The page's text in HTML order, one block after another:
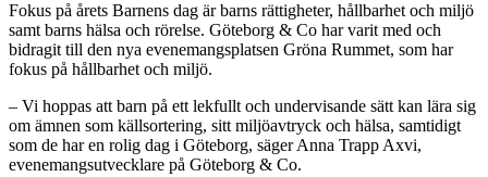
Fokus på årets Barnens dag är barns rättigheter, hållbarhet och miljö
samt barns hälsa och rörelse. Göteborg & Co har varit med och
bidragit till den nya evenemangsplatsen Gröna Rummet, som har
fokus på hållbarhet och miljö.
– Vi hoppas att barn på ett lekfullt och undervisande sätt kan lära sig
om ämnen som källsortering, sitt miljöavtryck och hälsa, samtidigt
som de har en rolig dag i Göteborg, säger Anna Trapp Axvi,
evenemangsutvecklare på Göteborg & Co.